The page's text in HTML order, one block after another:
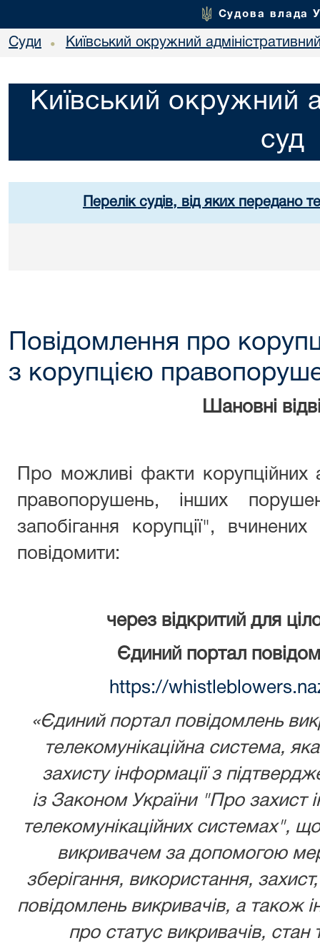
Судова влада
Суди • Київський окружний
Київський окружний
суд
Перелік судів, від яких передано
Повідомлення про
з корупцією
Шановні
Про можливі факти
правопорушень, інших
запобігання корупції", вчинених
повідомити:
через відкритий для
Єдиний портал
https://
«Єдиний портал повідомлень
телекомунікаційна система,
захисту інформації з
із Законом України"Про захист
телекомунікаційних системах",
викривачем за допомогою
зберігання, використання,
повідомлень викривачів, а також
про статус викривачів, стан